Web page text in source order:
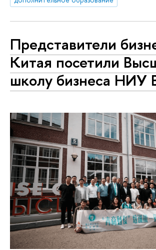
Представители
Китая посетили
школу бизнеса